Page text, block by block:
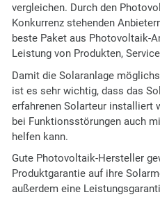
vergleichen. Durch den
Konkurrenz stehenden
beste Paket aus Photovoltaik-
Leistung von Produkten,
Damit die Solaranlage
ist es sehr wichtig, dass das
erfahrenen Solarteur installiert
bei Funktionsstörungen auch
helfen kann.
Gute Photovoltaik-Hersteller
Produktgarantie auf ihre
außerdem eine